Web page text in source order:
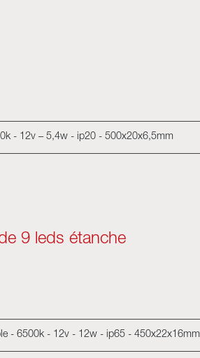
- 12v – 5,4w - ip20 - 500x20x6,5mm
9 leds étanche
- 6500k - 12v - 12w - ip65 - 450x22x16mm